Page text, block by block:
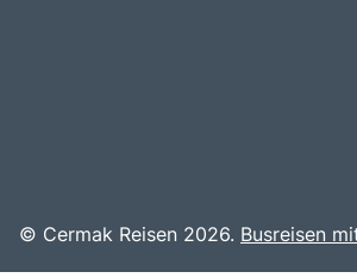
© Cermak Reisen 2026. Busreisen